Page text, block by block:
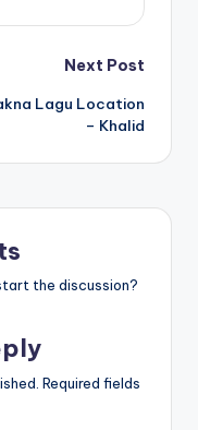
Next Post
Lagu Location
– Khalid
the discussion?
Required fields